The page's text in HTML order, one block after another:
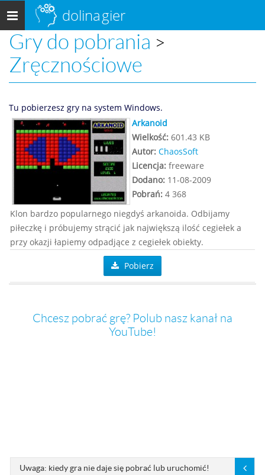
Menu
główne
dolinagier
Gry do pobrania >
Zręcznościowe
Tu pobierzesz gry na system Windows.
Arkanoid
Wielkość: 601.43 KB
Autor: ChaosSoft
Licencja: freeware
Dodano: 11-08-2009
Pobrań: 4 368
Klon bardzo popularnego niegdyś arkanoida. Odbijamy
piłeczkę i próbujemy strącić jak największą ilość cegiełek a
przy okazji łapiemy odpadjące z cegiełek obiekty.
Pobierz
Chcesz pobrać grę? Polub nasz kanał na
YouTube!
Uwaga: kiedy gra nie daje się pobrać lub uruchomić!